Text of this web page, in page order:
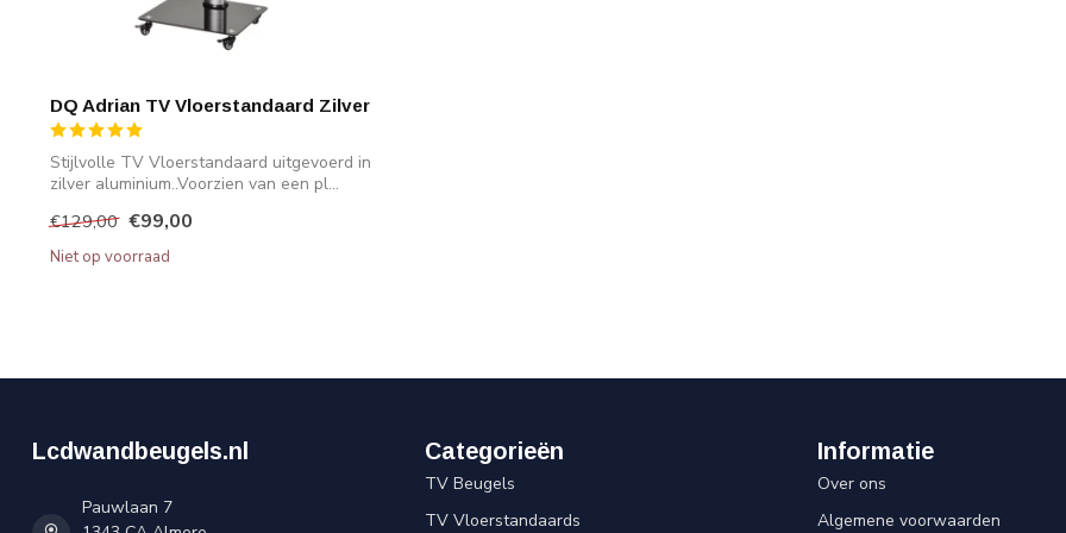
DQ Adrian TV Vloerstandaard Zilver
Stijlvolle TV Vloerstandaard uitgevoerd in
zilver aluminium..Voorzien van een pl...
€129,00 €99,00
Niet op voorraad
Lcdwandbeugels.nl
Pauwlaan 7
Categorieën
TV Beugels
TV Vloerstandaards
Informatie
Over ons
Algemene voorwaarden